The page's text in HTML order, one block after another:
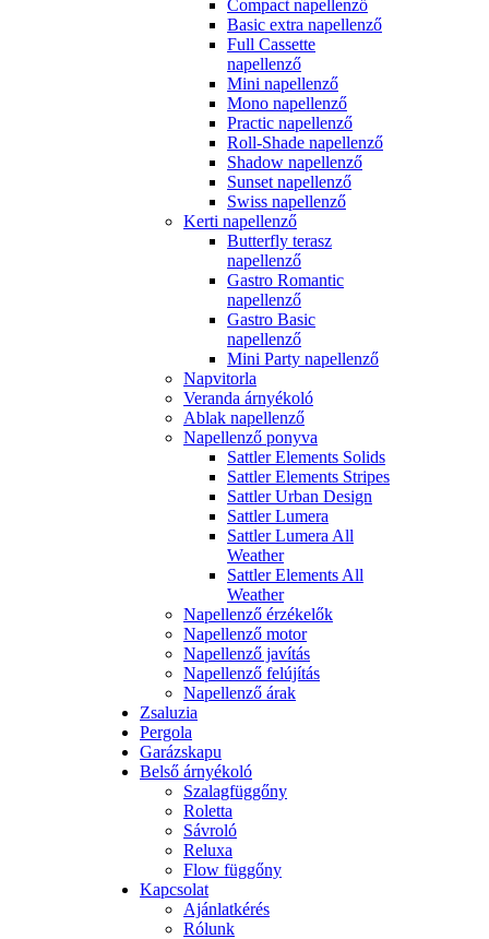
Compact napellenző
Basic extra napellenző
Full Cassette
napellenző
Mini napellenző
Mono napellenző
Practic napellenző
Roll-Shade napellenző
Shadow napellenző
Sunset napellenző
Swiss napellenző
Kerti napellenző
Butterfly terasz
napellenző
Gastro Romantic
napellenző
Gastro Basic
napellenző
Mini Party napellenző
Napvitorla
Veranda árnyékoló
Ablak napellenző
Napellenző ponyva
Sattler Elements Solids
Sattler Elements Stripes
Sattler Urban Design
Sattler Lumera
Sattler Lumera All
Weather
Sattler Elements All
Weather
Napellenző érzékelők
Napellenző motor
Napellenző javítás
Napellenző felújítás
Napellenző árak
Zsaluzia
Pergola
Garázskapu
Belső árnyékoló
Szalagfüggőny
Roletta
Sávroló
Reluxa
Flow függőny
Kapcsolat
Ajánlatkérés
Rólunk